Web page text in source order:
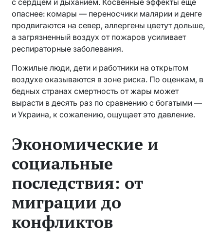
с сердцем и дыханием. Косвенные эффекты еще
опаснее: комары — переносчики малярии и денге
продвигаются на север, аллергены цветут дольше,
а загрязненный воздух от пожаров усиливает
респираторные заболевания.
Пожилые люди, дети и работники на открытом
воздухе оказываются в зоне риска. По оценкам, в
бедных странах смертность от жары может
вырасти в десять раз по сравнению с богатыми —
и Украина, к сожалению, ощущает это давление.
Экономические и
социальные
последствия: от
миграции до
конфликтов